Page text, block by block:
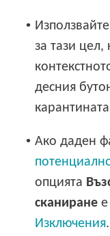
•
за тази цел,
десния
• Ако даден
опцията
сканиране
Изключения.